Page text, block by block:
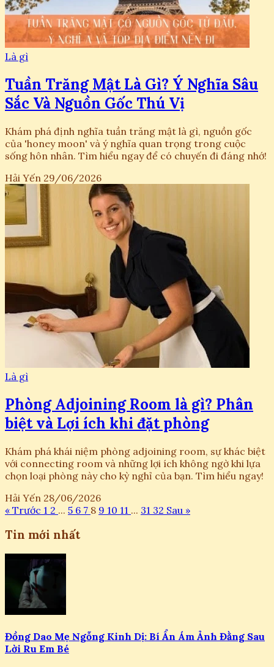
Là gì
Tuần Trăng Mật Là Gì? Ý Nghĩa Sâu
Sắc Và Nguồn Gốc Thú Vị
Khám phá định nghĩa tuần trăng mật là gì, nguồn gốc
của 'honey moon' và ý nghĩa quan trọng trong cuộc
sống hôn nhân. Tìm hiểu ngay để có chuyến đi đáng nhớ!
Hải Yến 29/06/2026
Là gì
Phòng Adjoining Room là gì? Phân
biệt và Lợi ích khi đặt phòng
Khám phá khái niệm phòng adjoining room, sự khác biệt
với connecting room và những lợi ích không ngờ khi lựa
chọn loại phòng này cho kỳ nghỉ của bạn. Tìm hiểu ngay!
Hải Yến 28/06/2026
« Trước 1 2 ... 5 6 7 8 9 10 11 ... 31 32 Sau »
Tin mới nhất
Đồng Dao Mẹ Ngỗng Kinh Dị: Bí Ẩn Ám Ảnh Đằng Sau
Lời Ru Em Bé